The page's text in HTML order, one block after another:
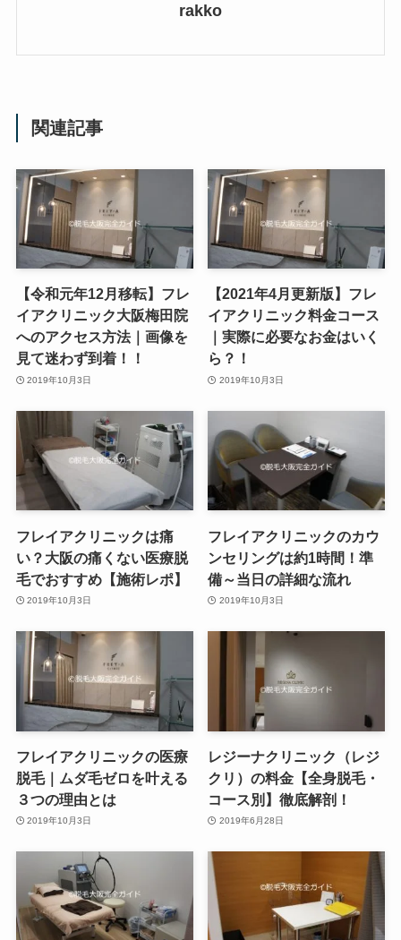
rakko
関連記事
【令和元年12月移転】フレ
イアクリニック大阪梅田院
へのアクセス方法｜画像を
見て迷わず到着！！
2019年10月3日
【2021年4月更新版】フレ
イアクリニック料金コース
｜実際に必要なお金はいく
ら？！
2019年10月3日
フレイアクリニックは痛
い？大阪の痛くない医療脱
毛でおすすめ【施術レポ】
2019年10月3日
フレイアクリニックのカウ
ンセリングは約1時間！準
備～当日の詳細な流れ
2019年10月3日
フレイアクリニックの医療
脱毛｜ムダ毛ゼロを叶える
３つの理由とは
2019年10月3日
レジーナクリニック（レジ
クリ）の料金【全身脱毛・
コース別】徹底解剖！
2019年6月28日